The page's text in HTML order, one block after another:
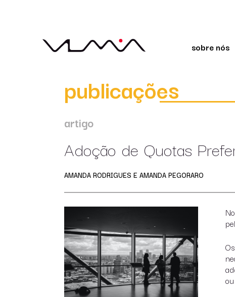
sobre nós
publicações
artigo
Adoção de Quotas
AMANDA RODRIGUES E AMANDA PEGORARO